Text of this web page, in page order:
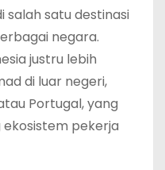
salah satu destinasi
negara.
justru lebih
di luar negeri,
Portugal, yang
pekerja